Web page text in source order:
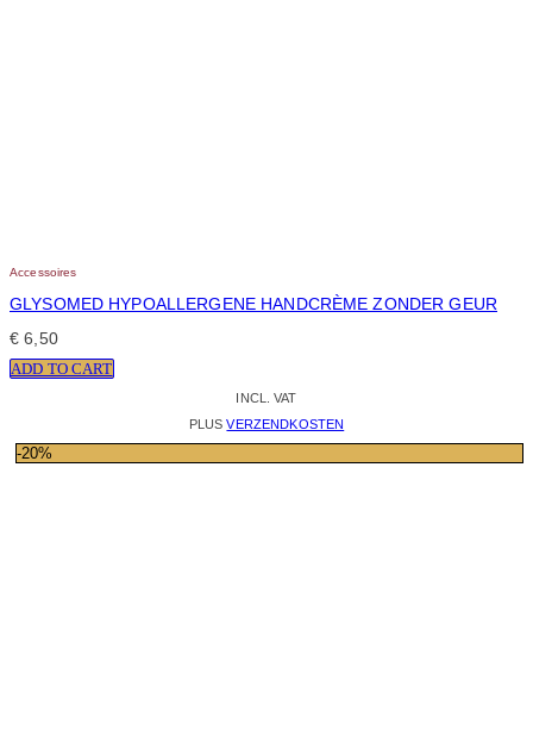
Accessoires
GLYSOMED HYPOALLERGENE HANDCRÈME ZONDER GEUR
€ 6,50
ADD TO CART
INCL. VAT
PLUSVERZENDKOSTEN
-20%